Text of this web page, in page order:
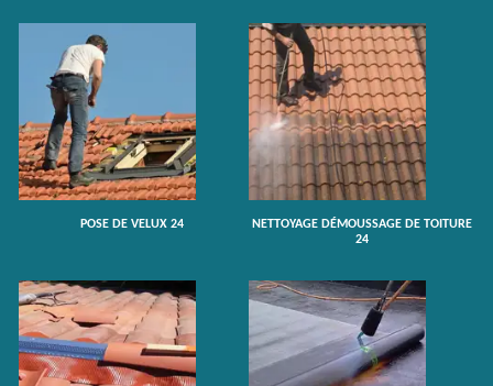
POSE DE VELUX 24
NETTOYAGE DÉMOUSSAGE DE TOITURE
24